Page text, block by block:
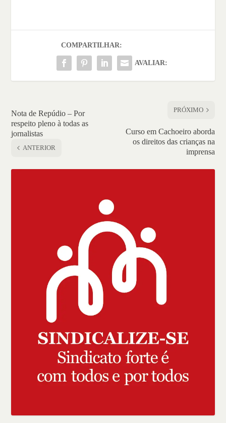
COMPARTILHAR:
AVALIAR:
Nota de Repúdio – Por
respeito pleno à todas as
jornalistas
ANTERIOR
PRÓXIMO
Curso em Cachoeiro aborda
os direitos das crianças na
imprensa